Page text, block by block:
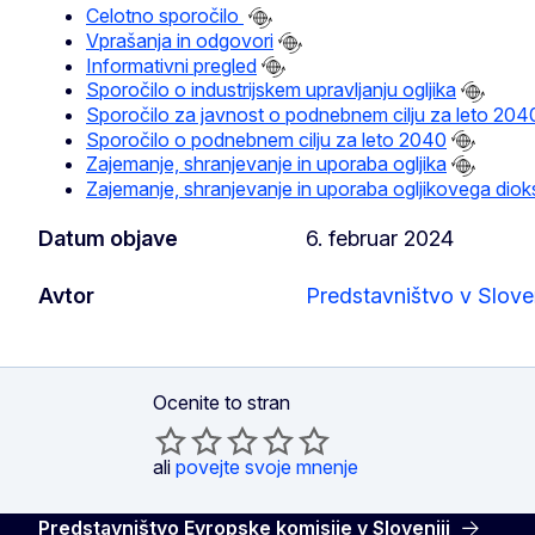
Celotno sporočilo
Vprašanja in odgovori
Informativni pregled
Sporočilo o industrijskem upravljanju ogljika
Sporočilo za javnost o podnebnem cilju za leto
Sporočilo o podnebnem cilju za leto 2040
Zajemanje, shranjevanje in uporaba ogljika
Zajemanje, shranjevanje in uporaba ogljikovega
Datum objave 6. februar 2024
Avtor Predstavništvo v
Ocenite to stran
ali povejte svoje mnenje
Predstavništvo Evropske komisije v Sloveniji